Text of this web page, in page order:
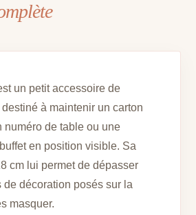
un petit accessoire de
à maintenir un carton
numéro de table ou une
en position visible. Sa
cm lui permet de dépasser
de décoration posés sur la
masquer.